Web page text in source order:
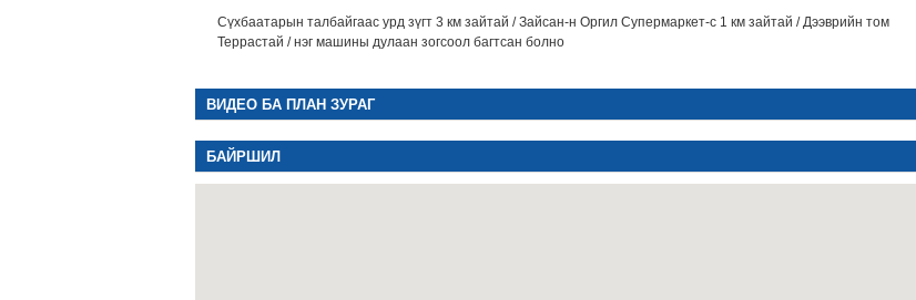
Сүхбаатарын талбайгаас урд зүгт 3 км зайтай / Зайсан-н Оргил Супермаркет-с 1 км зайтай / Дээврийн том
Террастай / нэг машины дулаан зогсоол багтсан болно
ВИДЕО БА ПЛАН ЗУРАГ
БАЙРШИЛ